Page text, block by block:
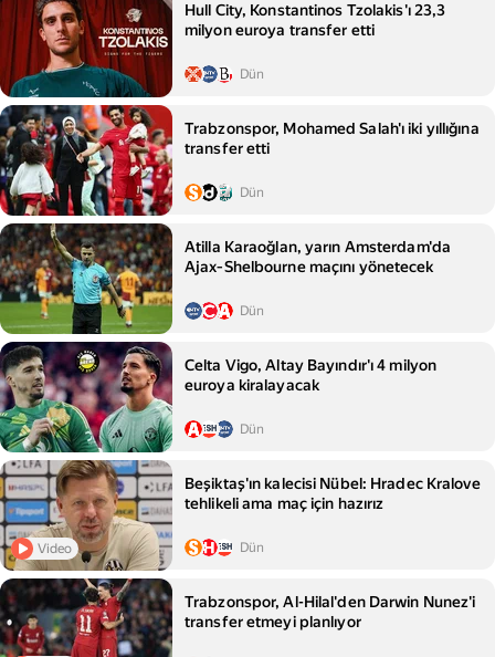
Hull City, Konstantinos Tzolakis'ı 23,3
milyon euroya transfer etti
Dün
Trabzonspor, Mohamed Salah'ı iki yıllığına
transfer etti
Dün
Atilla Karaoğlan, yarın Amsterdam'da
Ajax‑Shelbourne maçını yönetecek
Dün
Celta Vigo, Altay Bayındır'ı 4 milyon
euroya kiralayacak
Dün
Video
Beşiktaş'ın kalecisi Nübel: Hradec Kralove
tehlikeli ama maç için hazırız
Dün
Trabzonspor, Al-Hilal'den Darwin Nunez'i
transfer etmeyi planlıyor